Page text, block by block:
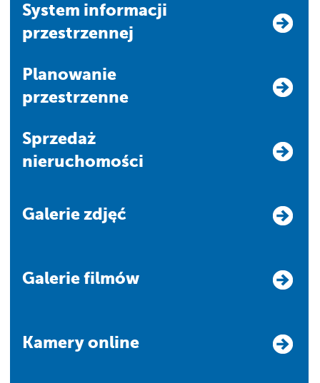
system informacji
przestrzennej
Planowanie
przestrzenne
Sprzedaż
nieruchomości
Galerie zdjęć
Galerie filmów
Kamery online